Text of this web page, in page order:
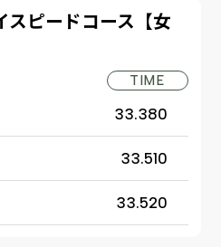
ピードコース【女
TIME
33.380
33.510
33.520